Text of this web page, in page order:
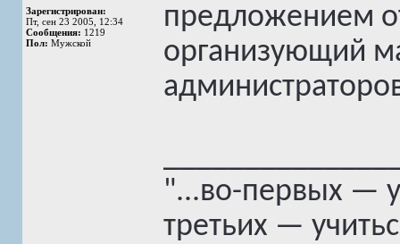
Зарегистрирован:
Пт, сен 23 2005, 12:34
Сообщения: 1219
Пол: Мужской
предложением
организующий
"...во-первых —
третьих —